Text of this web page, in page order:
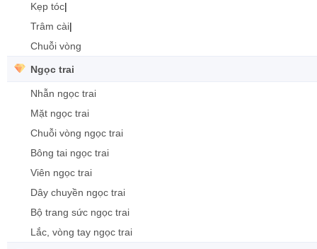
Kẹp tóc|
Trâm cài|
Chuỗi vòng
Ngọc trai
Nhẫn ngọc trai
Mặt ngọc trai
Chuỗi vòng ngọc trai
Bông tai ngọc trai
Viên ngọc trai
Dây chuyền ngọc trai
Bộ trang sức ngọc trai
Lắc, vòng tay ngọc trai